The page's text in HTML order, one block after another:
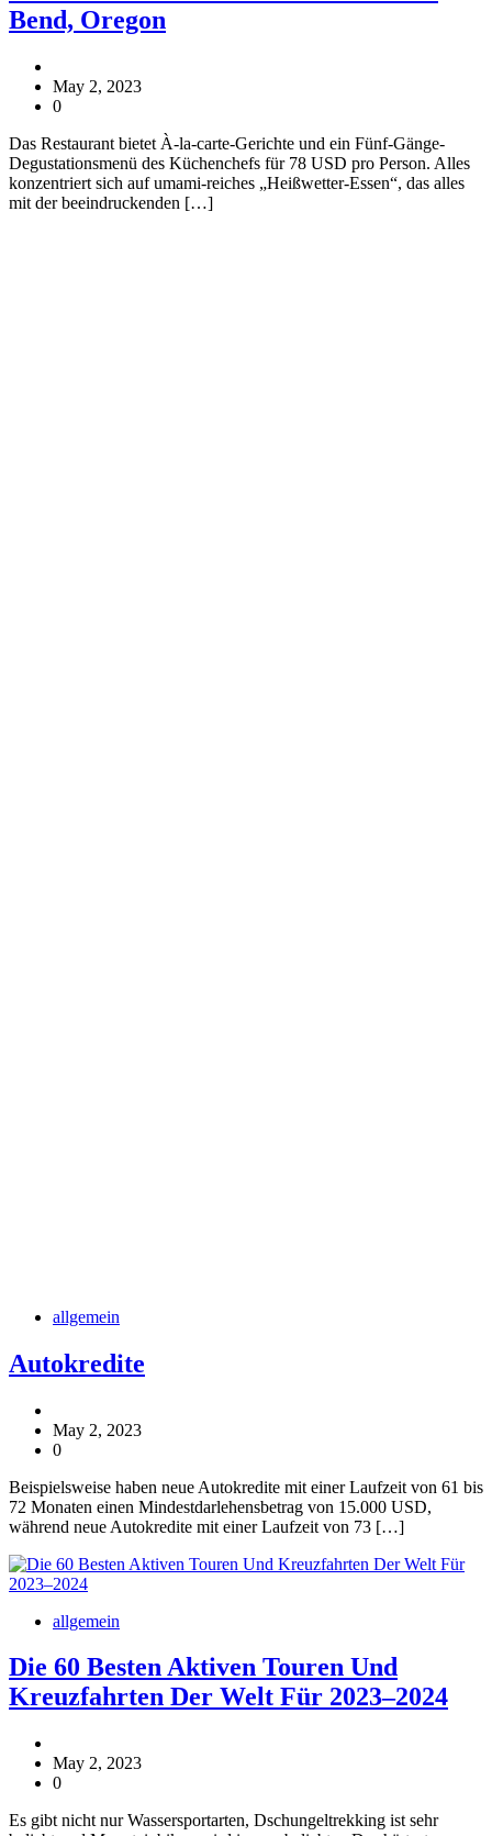
Bend, Oregon
May 2, 2023
0
Das Restaurant bietet À-la-carte-Gerichte und ein Fünf-Gänge-
Degustationsmenü des Küchenchefs für 78 USD pro Person. Alles
konzentriert sich auf umami-reiches „Heißwetter-Essen“, das alles
mit der beeindruckenden […]
allgemein
Autokredite
May 2, 2023
0
Beispielsweise haben neue Autokredite mit einer Laufzeit von 61 bis
72 Monaten einen Mindestdarlehensbetrag von 15.000 USD,
während neue Autokredite mit einer Laufzeit von 73 […]
allgemein
Die 60 Besten Aktiven Touren Und
Kreuzfahrten Der Welt Für 2023–2024
May 2, 2023
0
Es gibt nicht nur Wassersportarten, Dschungeltrekking ist sehr